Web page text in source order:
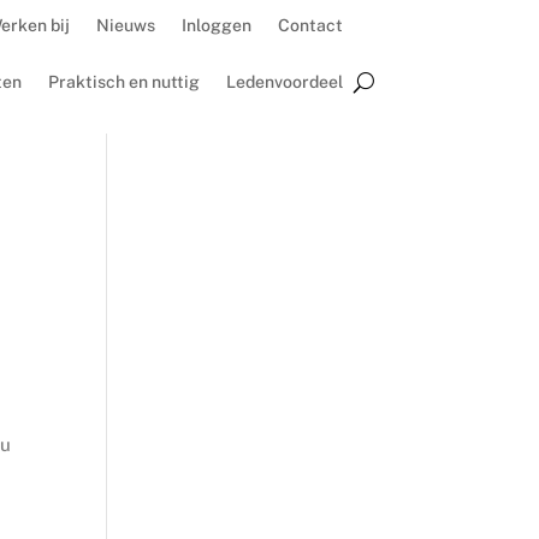
bij Nieuws Inloggen Contact
Praktisch en nuttig Ledenvoordeel